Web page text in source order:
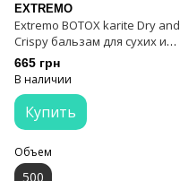
EXTREMO
Extremo BOTOX karite Dry and
Crispy бальзам для сухих и
поврежденных волос 500 мл
665 грн
В наличии
Купить
Объем
500